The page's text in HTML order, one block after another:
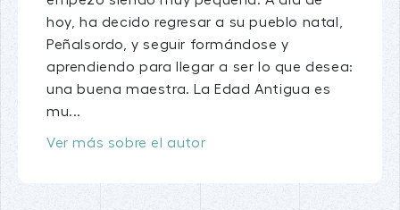
hoy, ha decido regresar a su pueblo natal,
Peñalsordo, y seguir formándose y
aprendiendo para llegar a ser lo que desea:
una buena maestra. La Edad Antigua es
mu...
Ver más sobre el autor